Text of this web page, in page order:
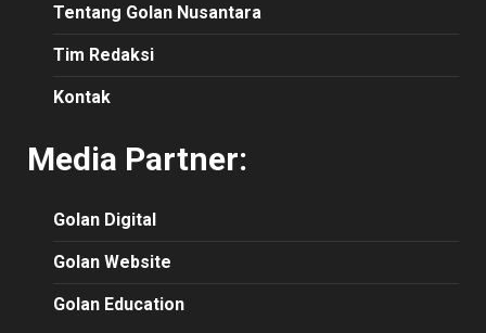
Tentang Golan Nusantara
Tim Redaksi
Kontak
Media Partner:
Golan Digital
Golan Website
Golan Education